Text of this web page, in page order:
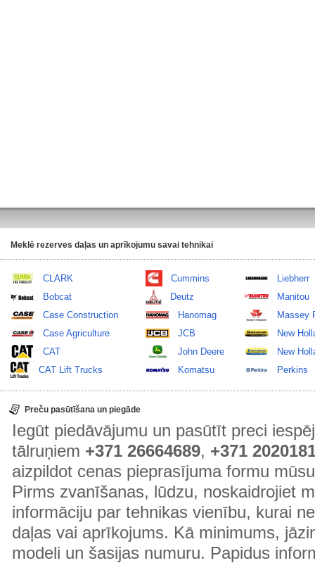
Meklē rezerves daļas un aprīkojumu savai tehnikai
CLARK
Bobcat
Case Construction
Case Agriculture
CAT
CAT Lift Trucks
Cummins
Deutz
Hanomag
JCB
John Deere
Komatsu
Liebherr
Manitou
Massey
New
New
Perkins
Preču pasūtīšana un piegāde
Iegūt piedāvājumu un pasūtīt preci
tālruņiem +371 26664689, +371
aizpildot cenas pieprasījuma formu
Pirms zvanīšanas, lūdzu, noskaidrojiet
informāciju par tehnikas vienību, kurai
daļas vai aprīkojums. Kā minimums,
modeli un šasijas numuru. Papidus